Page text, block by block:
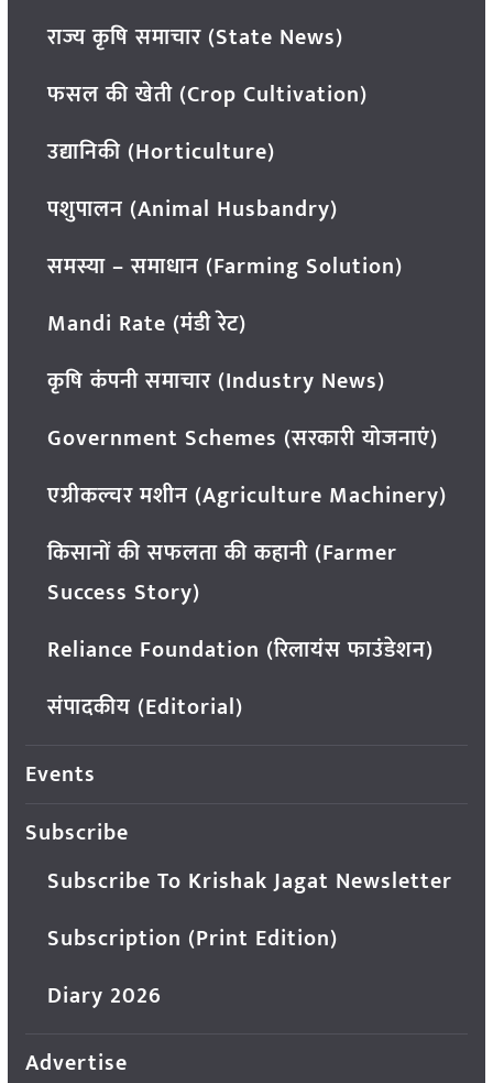
राज्य कृषि समाचार (State News)
फसल की खेती (Crop Cultivation)
उद्यानिकी (Horticulture)
पशुपालन (Animal Husbandry)
समस्या – समाधान (Farming Solution)
Mandi Rate (मंडी रेट)
कृषि कंपनी समाचार (Industry News)
Government Schemes (सरकारी योजनाएं)
एग्रीकल्चर मशीन (Agriculture Machinery)
किसानों की सफलता की कहानी (Farmer
Success Story)
Reliance Foundation (रिलायंस फाउंडेशन)
संपादकीय (Editorial)
Events
Subscribe
Subscribe To Krishak Jagat Newsletter
Subscription (Print Edition)
Diary 2026
Advertise